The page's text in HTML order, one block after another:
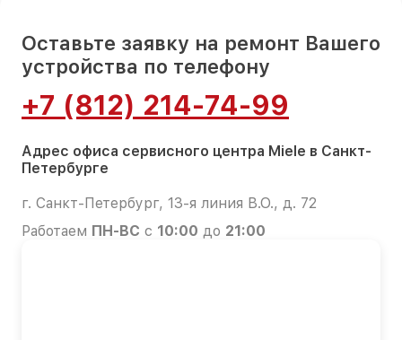
Оставьте заявку на ремонт Вашего
устройства по телефону
+7 (812) 214-74-99
Адрес офиса сервисного центра Miele в Санкт-
Петербурге
г. Санкт-Петербург, 13-я линия В.О., д. 72
Работаем ПН-ВС с 10:00 до 21:00